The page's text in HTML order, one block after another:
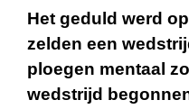
Het geduld werd
zelden een
ploegen mentaal
wedstrijd